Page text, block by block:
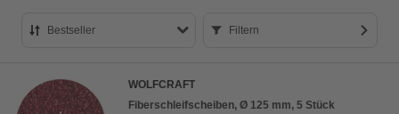
Bestseller
Preis aufsteigend
Filtern
WOLFCRAFT
Fiberschleifscheiben, Ø 125 mm, 5 Stück